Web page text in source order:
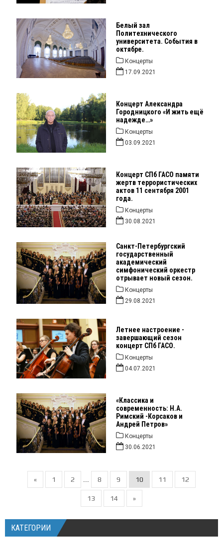
Белый зал
Политехнического
университета. События в
октябре.
Концерты
17.09.2021
Концерт Александра
Городницкого «И жить ещё
надежде…»
Концерты
03.09.2021
Концерт СПб ГАСО памяти
жертв террористических
актов 11 сентября 2001
года.
Концерты
30.08.2021
Санкт-Петербургский
государственный
академический
симфонический оркестр
отрывает новый сезон.
Концерты
29.08.2021
Летнее настроение -
завершающий сезон
концерт СПб ГАСО.
Концерты
04.07.2021
«Классика и
современность: Н.А.
Римский -Корсаков и
Андрей Петров»
Концерты
30.06.2021
« 1 2 ... 8 9 10 11 12
13 14 »
КАТЕГОРИИ